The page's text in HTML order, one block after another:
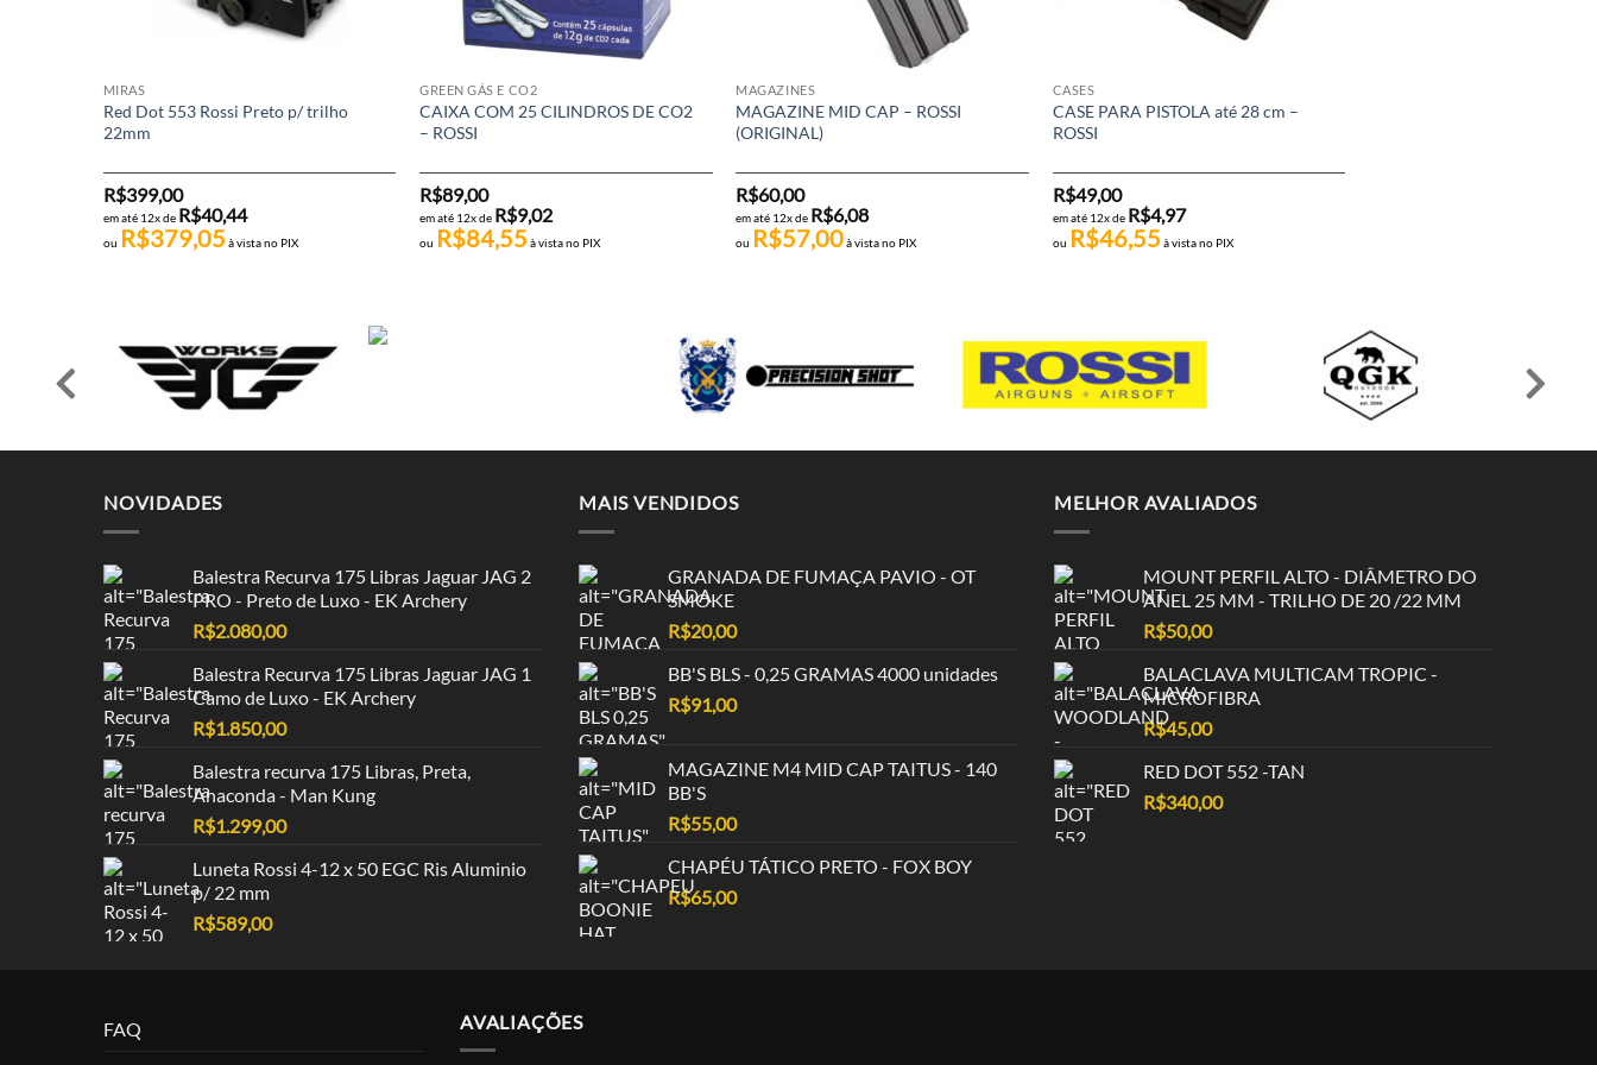
MIRAS
Red Dot 553 Rossi Preto p/ trilho
22mm
R$399,00
em até 12x de R$40,44
ou R$379,05 à vista no PIX
GREEN GÁS E CO2
CAIXA COM 25 CILINDROS DE CO2
– ROSSI
R$89,00
em até 12x de R$9,02
ou R$84,55 à vista no PIX
MAGAZINES
MAGAZINE MID CAP – ROSSI
(ORIGINAL)
R$60,00
em até 12x de R$6,08
ou R$57,00à vista no PIX
CASES
CASE PARA PISTOLA até 28 cm –
ROSSI
R$49,00
em até 12x de R$4,97
ou R$46,55 à vista no PIX
NOVIDADES
Balestra Recurva 175 Libras Jaguar JAG 2
PRO - Preto de Luxo - EK Archery
R$2.080,00
Balestra Recurva 175 Libras Jaguar JAG 1
Camo de Luxo - EK Archery
R$1.850,00
Balestra recurva 175 Libras, Preta,
Anaconda - Man Kung
R$1.299,00
Luneta Rossi 4-12 x 50 EGC Ris Aluminio
p/ 22 mm
R$589,00
MAIS VENDIDOS
GRANADA DE FUMAÇA PAVIO - OT
SMOKE
R$20,00
BB'S BLS - 0,25 GRAMAS 4000 unidades
R$91,00
MAGAZINE M4 MID CAP TAITUS - 140
BB'S
R$55,00
CHAPÉU TÁTICO PRETO - FOX BOY
R$65,00
MELHOR AVALIADOS
MOUNT PERFIL ALTO - DIÂMETRO DO
ANEL 25 MM - TRILHO DE 20 /22 MM
R$50,00
BALACLAVA MULTICAM TROPIC -
MICROFIBRA
R$45,00
RED DOT 552 -TAN
R$340,00
FAQ
AVALIAÇÕES